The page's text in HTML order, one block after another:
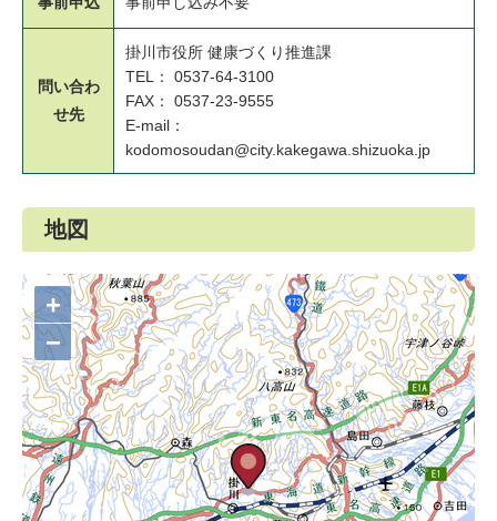
問い合わ
せ先
掛川市役所 健康づくり推進課
TEL： 0537-64-3100
FAX： 0537-23-9555
E-mail：
kodomosoudan@city.kakegawa.shizuoka.jp
地図
+
−